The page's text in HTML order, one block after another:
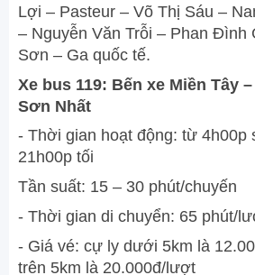
Lợi – Pasteur – Võ Thị Sáu –
– Nguyễn Văn Trỗi – Phan Đình
Sơn – Ga quốc tế.
Xe bus 119: Bến xe Miền Tây
Sơn Nhất
- Thời gian hoạt động: từ 4h00p
21h00p tối
Tần suất: 15 – 30 phút/chuyến
- Thời gian di chuyển: 65 phút/
- Giá vé: cự ly dưới 5km là
trên 5km là 20.000đ/lượt